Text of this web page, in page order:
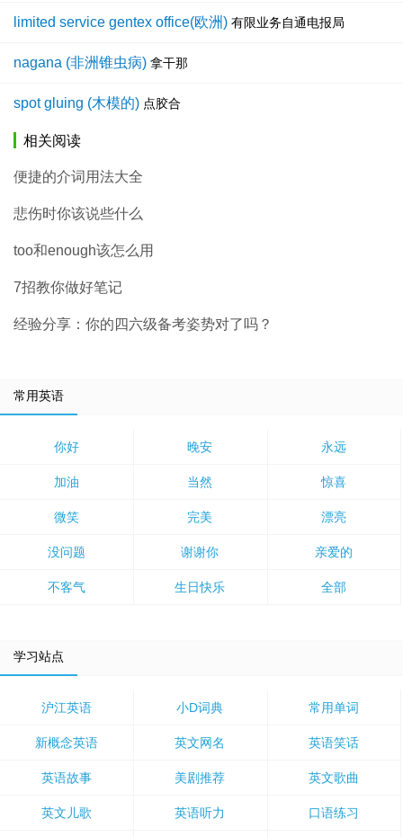
limited service gentex office(欧洲) 有限业务自通电报局
nagana (非洲锥虫病) 拿干那
spot gluing (木模的) 点胶合
相关阅读
便捷的介词用法大全
悲伤时你该说些什么
too和enough该怎么用
7招教你做好笔记
经验分享：你的四六级备考姿势对了吗？
常用英语
你好 晚安 永远
加油 当然 惊喜
微笑 完美 漂亮
没问题 谢谢你 亲爱的
不客气 生日快乐 全部
学习站点
沪江英语 小D词典 常用单词
新概念英语 英文网名 英语笑话
英语故事 美剧推荐 英文歌曲
英文儿歌 英语听力 口语练习